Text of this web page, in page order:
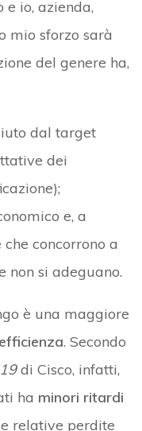
io, azienda,
mio sforzo sarà
del genere ha,
dal target
dei
e, a
concorrono a
non si adeguano.
è una maggiore
efficienza. Secondo
di Cisco, infatti,
ha minori ritardi
e relative perdite